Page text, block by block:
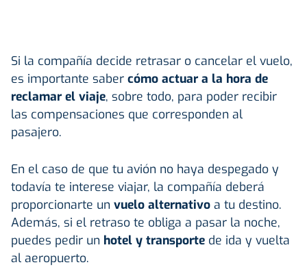
Si la compañía decide retrasar o cancelar el vuelo,
es importante saber cómo actuar a la hora de
reclamar el viaje, sobre todo, para poder recibir
las compensaciones que corresponden al
pasajero.
En el caso de que tu avión no haya despegado y
todavía te interese viajar, la compañía deberá
proporcionarte un vuelo alternativo a tu destino.
Además, si el retraso te obliga a pasar la noche,
puedes pedir un hotel y transporte de ida y vuelta
al aeropuerto.